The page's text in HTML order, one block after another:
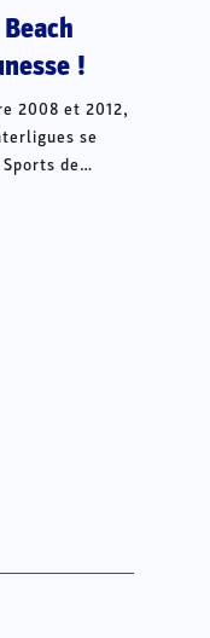
!
2008 et 2012,
se
de